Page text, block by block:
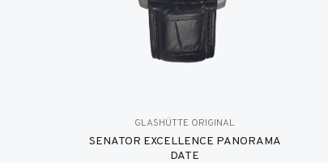
GLASHÜTTE ORIGINAL
SENATOR EXCELLENCE PANORAMA
DATE